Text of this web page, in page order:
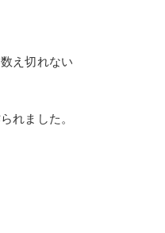
え切れない
れました。